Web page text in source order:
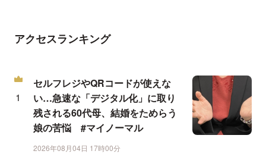
アクセスランキング
セルフレジやQRコードが使えな
い…急速な「デジタル化」に取り
残される60代母、結婚をためらう
娘の苦悩 #マイノーマル
2026年08月04日 17時00分